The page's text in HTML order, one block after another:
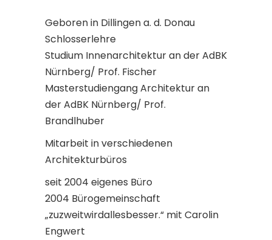
Geboren in Dillingen a. d. Donau
Schlosserlehre
Studium Innenarchitektur an der AdBK
Nürnberg/ Prof. Fischer
Masterstudiengang Architektur an
der AdBK Nürnberg/ Prof.
Brandlhuber
Mitarbeit in verschiedenen
Architekturbüros
seit 2004 eigenes Büro
2004 Bürogemeinschaft
„zuzweitwirdallesbesser.“ mit Carolin
Engwert